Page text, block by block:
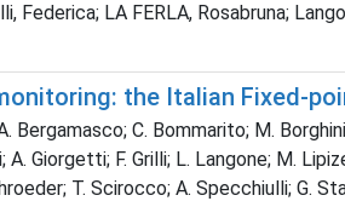
LA FERLA, Rosabruna;
the Italian Fixed-
C. Bommarito; M.
A. Giorgetti; F. Grilli; L. Langone; M.
T. Scirocco; A. Specchiulli; G.